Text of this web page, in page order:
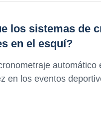
los sistemas de
en el esquí?
en los eventos